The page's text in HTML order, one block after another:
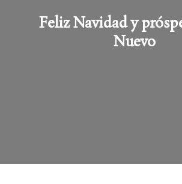
Feliz Navidad y
Nuevo